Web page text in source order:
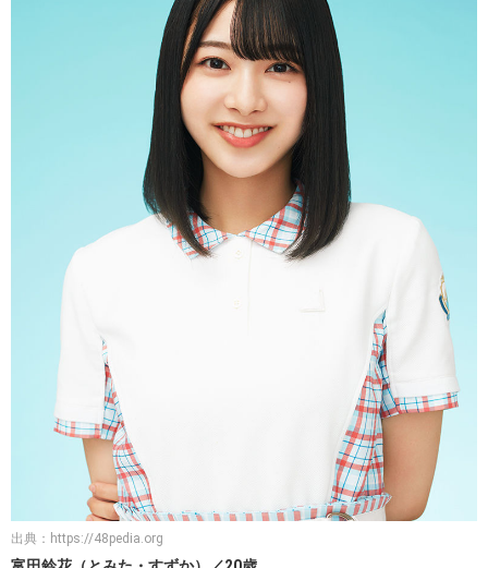
出典： https://48pedia.org